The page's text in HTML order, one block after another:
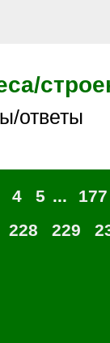
ответы
4 5 ...
177
228 229